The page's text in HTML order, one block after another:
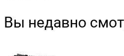
Вы недавно